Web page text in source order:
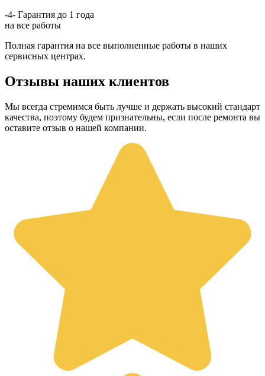
-4- Гарантия до 1 года
на все работы
Полная гарантия на все выполненные работы в наших
сервисных центрах.
Отзывы наших клиентов
Мы всегда стремимся быть лучше и держать высокий стандарт
качества, поэтому будем признательны, если после ремонта вы
оставите отзыв о нашей компании.